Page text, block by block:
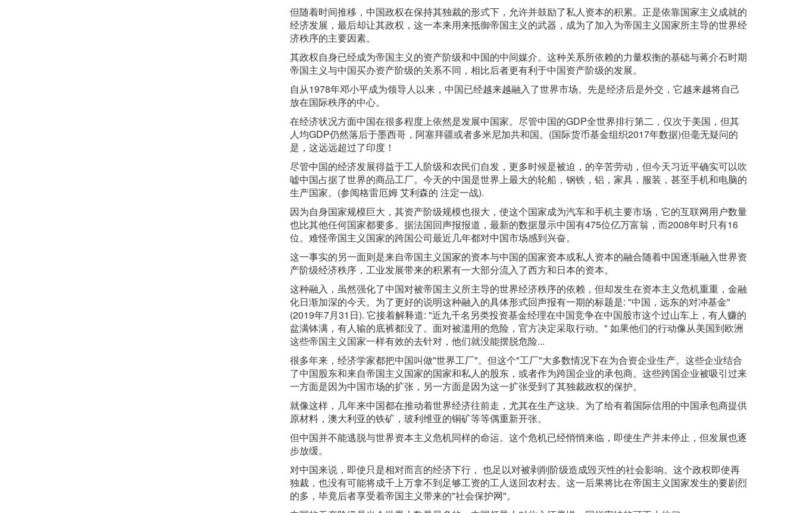
但随着时间推移，中国政权在保持其独裁的形式下，允许并鼓励了私人资本的积累。正是依靠国家主义成就的
经济发展，最后却让其政权，这一本来用来抵御帝国主义的武器，成为了加入为帝国主义国家所主导的世界经
济秩序的主要因素。
其政权自身已经成为帝国主义的资产阶级和中国的中间媒介。这种关系所依赖的力量权衡的基础与蒋介石时期
帝国主义与中国买办资产阶级的关系不同，相比后者更有利于中国资产阶级的发展。
自从1978年邓小平成为领导人以来，中国已经越来越融入了世界市场。先是经济后是外交，它越来越将自己
放在国际秩序的中心。
在经济状况方面中国在很多程度上依然是发展中国家。尽管中国的GDP全世界排行第二，仅次于美国，但其
人均GDP仍然落后于墨西哥，阿塞拜疆或者多米尼加共和国。(国际货币基金组织2017年数据)但毫无疑问的
是，这远远超过了印度！
尽管中国的经济发展得益于工人阶级和农民们自发，更多时候是被迫，的辛苦劳动，但今天习近平确实可以吹
嘘中国占据了世界的商品工厂。今天的中国是世界上最大的轮船，钢铁，铝，家具，服装，甚至手机和电脑的
生产国家。(参阅格雷厄姆 艾利森的 注定一战).
因为自身国家规模巨大，其资产阶级规模也很大，使这个国家成为汽车和手机主要市场，它的互联网用户数量
也比其他任何国家都要多。据法国回声报报道，最新的数据显示中国有475位亿万富翁，而2008年时只有16
位。难怪帝国主义国家的跨国公司最近几年都对中国市场感到兴奋。
这一事实的另一面则是来自帝国主义国家的资本与中国的国家资本或私人资本的融合随着中国逐渐融入世界资
产阶级经济秩序，工业发展带来的积累有一大部分流入了西方和日本的资本。
这种融入，虽然强化了中国对被帝国主义所主导的世界经济秩序的依赖，但却发生在资本主义危机重重，金融
化日渐加深的今天。为了更好的说明这种融入的具体形式回声报有一期的标题是: "中国，远东的对冲基金"
(2019年7月31日). 它接着解释道: "近九千名另类投资基金经理在中国竞争在中国股市这个过山车上，有人赚的
盆满钵满，有人输的底裤都没了。面对被滥用的危险，官方决定采取行动。" 如果他们的行动像从美国到欧洲
这些帝国主义国家一样有效的去针对，他们就没能摆脱危险...
很多年来，经济学家都把中国叫做"世界工厂"。但这个"工厂"大多数情况下在为合资企业生产。这些企业结合
了中国股东和来自帝国主义国家的国家和私人的股东，或者作为跨国企业的承包商。这些跨国企业被吸引过来
一方面是因为中国市场的扩张，另一方面是因为这一扩张受到了其独裁政权的保护。
就像这样，几年来中国都在推动着世界经济往前走，尤其在生产这块。为了给有着国际信用的中国承包商提供
原材料，澳大利亚的铁矿，玻利维亚的铜矿等等偶重新开张。
但中国并不能逃脱与世界资本主义危机同样的命运。这个危机已经悄悄来临，即使生产并未停止，但发展也逐
步放缓。
对中国来说，即使只是相对而言的经济下行， 也足以对被剥削阶级造成毁灭性的社会影响。这个政权即使再
独裁，也没有可能将成千上万拿不到足够工资的工人送回农村去。这一后果将比在帝国主义国家发生的要剧烈
的多，毕竟后者享受着帝国主义带来的"社会保护网"。